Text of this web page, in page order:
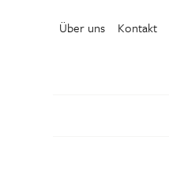
Über uns Kontakt